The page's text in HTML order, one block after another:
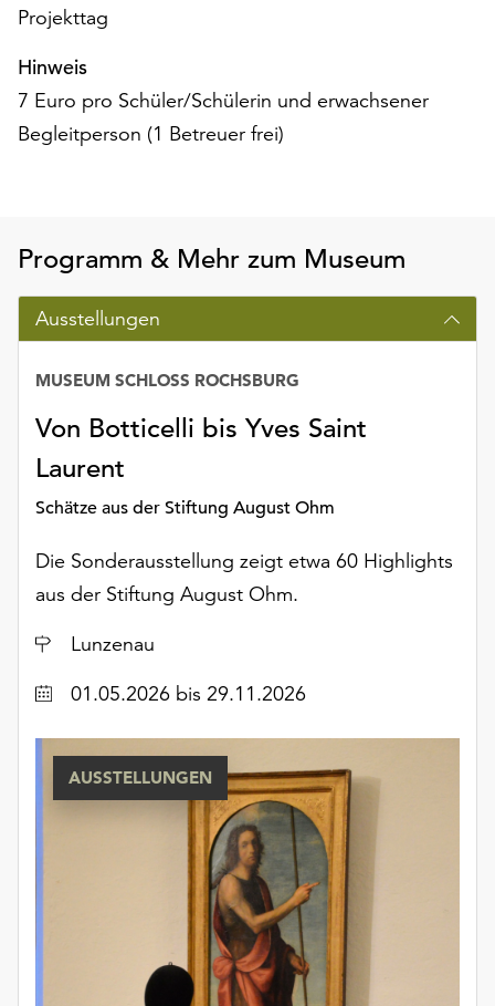
Möchten
Sie
die
verwendeten
Cookies
Einstellungen
die
Schaltfläche
Informationen
finden
Sie
Datenschutzerklärung
dem
Impressum
Projekttag
Hinweis
7 Euro pro Schüler/Schülerin und erwachsener
Begleitperson (1 Betreuer frei)
Programm & Mehr zum Museum
Ausstellungen
Von Botticelli bis Yves Saint
Laurent
Schätze aus der Stiftung August Ohm
MUSEUM SCHLOSS ROCHSBURG
Die Sonderausstellung zeigt etwa 60 Highlights
aus der Stiftung August Ohm.
Ort
Lunzenau
Datum01.05.2026 bis 29.11.2026
AUSSTELLUNGEN